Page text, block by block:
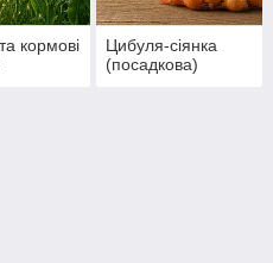
кормові
Цибуля-сіянка
(посадкова)